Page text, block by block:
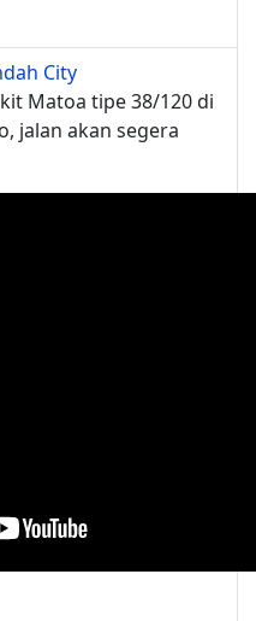
City
Matoa tipe 38/120 di
jalan akan segera